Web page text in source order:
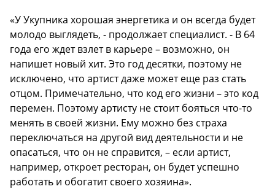
«У Укупника хорошая энергетика и он всегда будет
молодо выглядеть, - продолжает специалист. - В 64
года его ждет взлет в карьере – возможно, он
напишет новый хит. Это год десятки, поэтому не
исключено, что артист даже может еще раз стать
отцом. Примечательно, что код его жизни – это код
перемен. Поэтому артисту не стоит бояться что-то
менять в своей жизни. Ему можно без страха
переключаться на другой вид деятельности и не
опасаться, что он не справится, – если артист,
например, откроет ресторан, он будет успешно
работать и обогатит своего хозяина».